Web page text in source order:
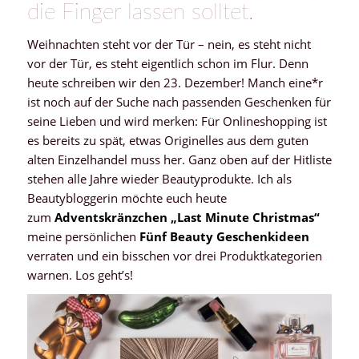
die Finger lassen solltet.
Weihnachten steht vor der Tür – nein, es steht nicht
vor der Tür, es steht eigentlich schon im Flur. Denn
heute schreiben wir den 23. Dezember! Manch eine*r
ist noch auf der Suche nach passenden Geschenken für
seine Lieben und wird merken: Für Onlineshopping ist
es bereits zu spät, etwas Originelles aus dem guten
alten Einzelhandel muss her. Ganz oben auf der Hitliste
stehen alle Jahre wieder Beautyprodukte. Ich als
Beautybloggerin möchte euch heute
zum Adventskränzchen „Last Minute Christmas“
meine persönlichen Fünf Beauty Geschenkideen
verraten und ein bisschen vor drei Produktkategorien
warnen. Los geht’s!